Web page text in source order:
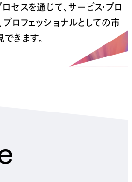
セスを通じて、サービス・プロ
プロフェッショナルとしての市
きます。